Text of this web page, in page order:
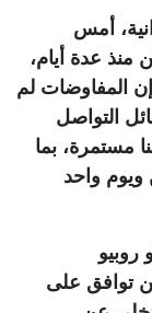
أمس
منذ عدة أيام،
المفاوضات لم
التواصل
مستمرة، بما
ويوم واحد
روبيو
لن توافق على